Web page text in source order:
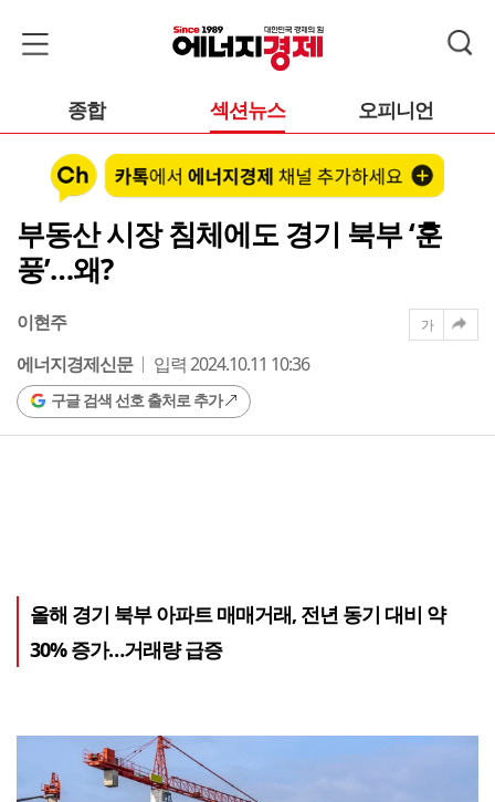
종합 섹션뉴스 오피니언
부동산 시장 침체에도 경기 북부 ‘훈
풍’…왜?
이현주
에너지경제신문
입력 2024.10.11 10:36
구글 검색 선호 출처로 추가
가
올해 경기 북부 아파트 매매거래, 전년 동기 대비 약
30% 증가…거래량 급증